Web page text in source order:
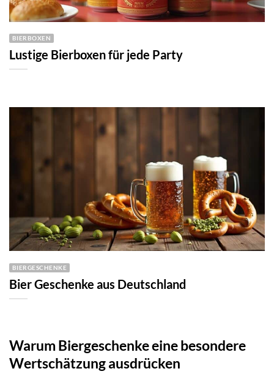
BIERBOXEN
Lustige Bierboxen für jede Party
BIERGESCHENKE
Bier Geschenke aus Deutschland
Warum Biergeschenke eine besondere
Wertschätzung ausdrücken